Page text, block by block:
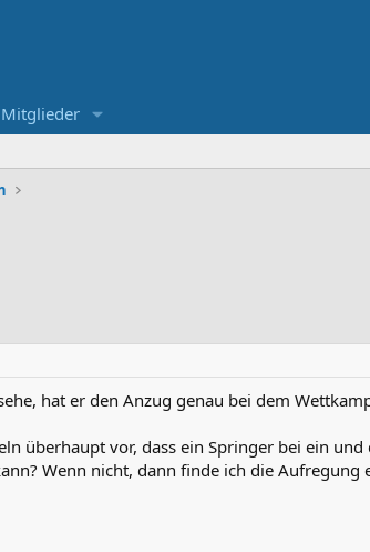
Mitglieder
hat er den Anzug genau bei dem
überhaupt vor, dass ein Springer bei ein
Wenn nicht, dann finde ich die Aufregung